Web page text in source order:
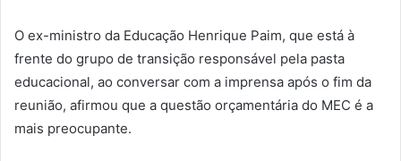
O ex-ministro da Educação Henrique Paim, que está à
frente do grupo de transição responsável pela pasta
educacional, ao conversar com a imprensa após o fim da
reunião, afirmou que a questão orçamentária do MEC é a
mais preocupante.